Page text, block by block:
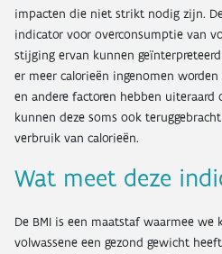
impacten die niet strikt nodig zijn.
indicator voor overconsumptie van
stijging ervan kunnen
er meer calorieën ingenomen
en andere factoren hebben uiteraard
kunnen deze soms ook
verbruik van calorieën.
Wat meet deze
De BMI is een maatstaf waarmee we
volwassene een gezond gewicht